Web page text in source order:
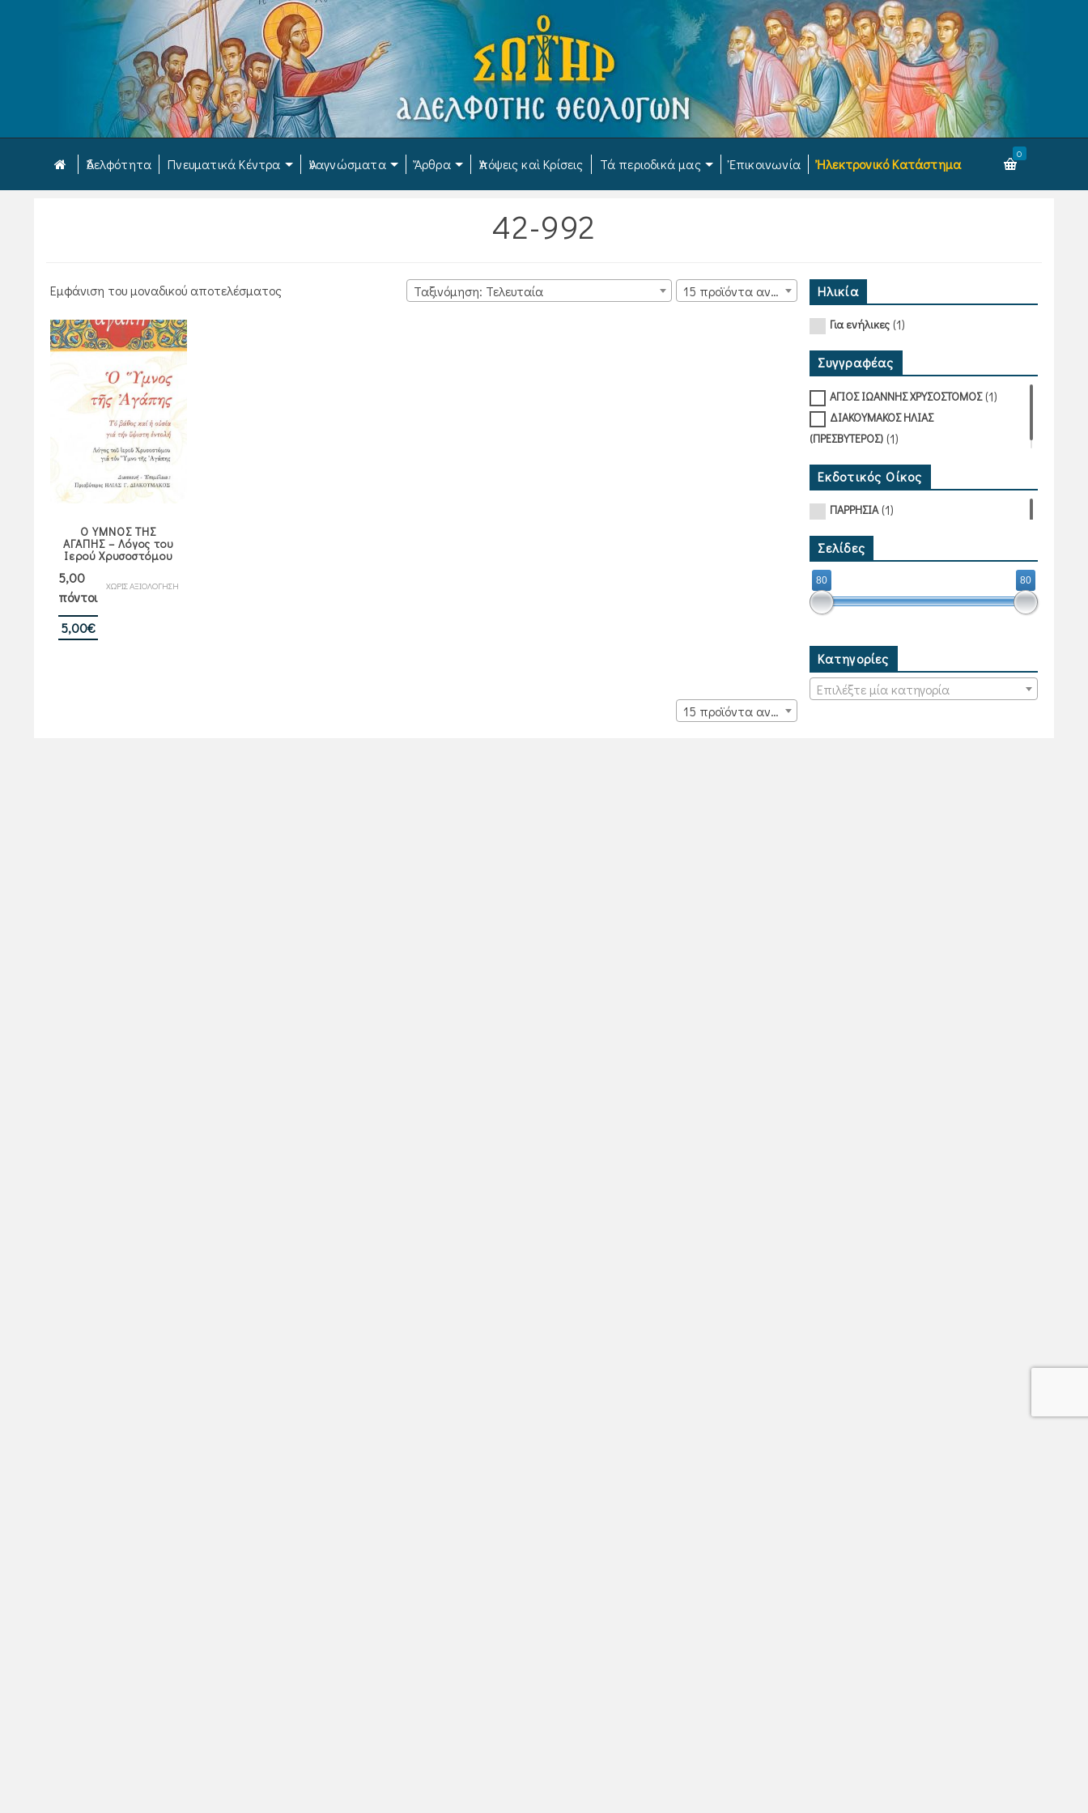
Ἀδελφότητα Πνευματικά Κέντρα Ἀναγνώσματα Ἄρθρα Ἀπόψεις καὶ Κρίσεις Τά περιοδικά μας Ἐπικοινωνία Ἠλεκτρονικό Κατάστημα
0
42-992
Εμφάνιση του μοναδικού αποτελέσματος Ταξινόμηση: Τελευταία 15 προϊόντα ανά σελίδα
Ο ΥΜΝΟΣ ΤΗΣ
ΑΓΑΠΗΣ – Λόγος του
Ιερού Χρυσοστόμου
ΧΩΡΙΣ ΑΞΙΟΛΟΓΗΣΗ
5,00
πόντοι
5,00€
15 προϊόντα ανά σελίδα
Ηλικία
Για ενήλικες(1)
Συγγραφέας
ΑΓΙΟΣ ΙΩΑΝΝΗΣ ΧΡΥΣΟΣΤΟΜΟΣ(1)
ΔΙΑΚΟΥΜΑΚΟΣ ΗΛΙΑΣ
(ΠΡΕΣΒΥΤΕΡΟΣ)(1)
Εκδοτικός Οίκος
ΠΑΡΡΗΣΙΑ(1)
Σελίδες
80 80
Κατηγορίες
Επιλέξτε μία κατηγορία